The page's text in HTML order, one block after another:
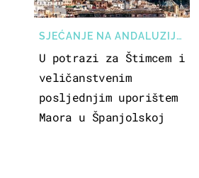
SJEĆANJE NA ANDALUZIJU
U potrazi za Štimcem i
veličanstvenim
posljednjim uporištem
Maora u Španjolskoj